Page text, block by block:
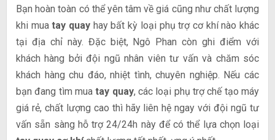
Bạn hoàn toàn có thể yên tâm về giá cũng như chất lượng
khi muatay quay hay bất kỳ loại phụ trợ cơ khí nào khác
tại địa chỉ này. Đặc biệt, Ngô Phan còn ghi điểm với
khách hàng bởi đội ngũ nhân viên tư vấn và chăm sóc
khách hàng chu đáo, nhiệt tình, chuyên nghiệp. Nếu các
bạn đang tìm muatay quay, các loại phụ trợ chế tạo máy
giá rẻ, chất lượng cao thì hãy liên hệ ngay với đội ngũ tư
vấn sẵn sàng hỗ trợ 24/24h này để có thể lựa chọn loại